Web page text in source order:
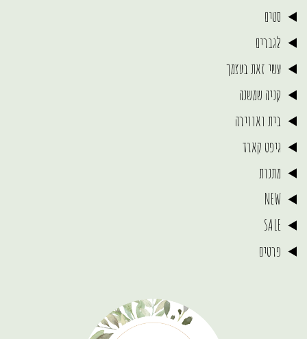
סטים
לגברים
עשי זאת בעצמך
קניה שמשנה
בית ואווירה
גיפט קארד
מתנות
NEW
SALE
פרטים